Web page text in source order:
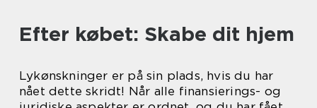
Efter købet: Skabe dit hjem
Lykønskninger er på sin plads, hvis du har
nået dette skridt! Når alle finansierings- og